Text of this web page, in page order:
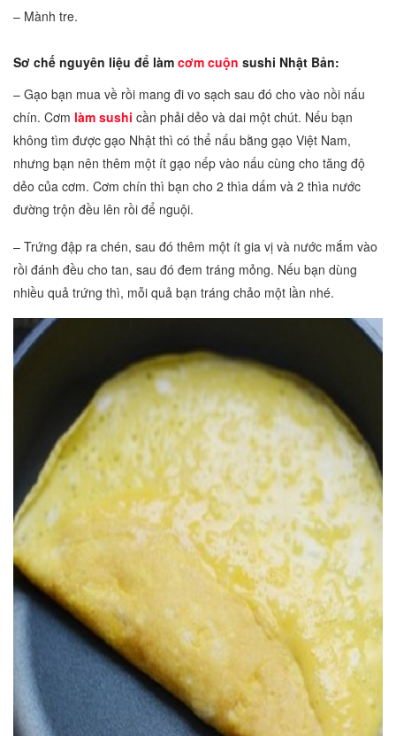
– Mành tre.
Sơ chế nguyên liệu để làm cơm cuộn sushi Nhật Bản:
– Gạo bạn mua về rồi mang đi vo sạch sau đó cho vào nồi nấu
chín. Cơm làm sushi cần phải dẻo và dai một chút. Nếu bạn
không tìm được gạo Nhật thì có thể nấu bằng gạo Việt Nam,
nhưng bạn nên thêm một ít gạo nếp vào nấu cùng cho tăng độ
dẻo của cơm. Cơm chín thì bạn cho 2 thìa dấm và 2 thìa nước
đường trộn đều lên rồi để nguội.
– Trứng đập ra chén, sau đó thêm một ít gia vị và nước mắm vào
rồi đánh đều cho tan, sau đó đem tráng mỏng. Nếu bạn dùng
nhiều quả trứng thì, mỗi quả bạn tráng chảo một lần nhé.